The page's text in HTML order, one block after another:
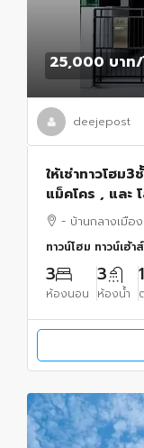
25,000 บาท
deejepost
ให้เช่าทาวโฮม
แม็คโคร , และ
ราชพฤกษ์-พระร
- บ้านกลางเมือ
ทาวน์โฮม ทาวน์เฮ้าส์
3
ห้องนอน
3
ห้องน้ำ